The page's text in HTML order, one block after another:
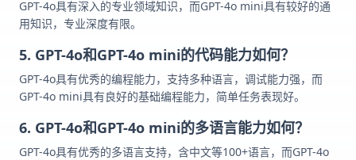
GPT-4o具有深入的专业领域知识，而GPT-4o mini具有较好的通
用知识，专业深度有限。
5. GPT-4o和GPT-4o mini的代码能力如何？
GPT-4o具有优秀的编程能力，支持多种语言，调试能力强，而
GPT-4o mini具有良好的基础编程能力，简单任务表现好。
6. GPT-4o和GPT-4o mini的多语言能力如何？
GPT-4o具有优秀的多语言支持，含中文等100+语言，而GPT-4o